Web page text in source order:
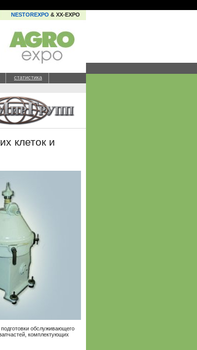
NESTOREXPO & XX-EXPO
статистика
клеток и
обслуживающего
комплектующих